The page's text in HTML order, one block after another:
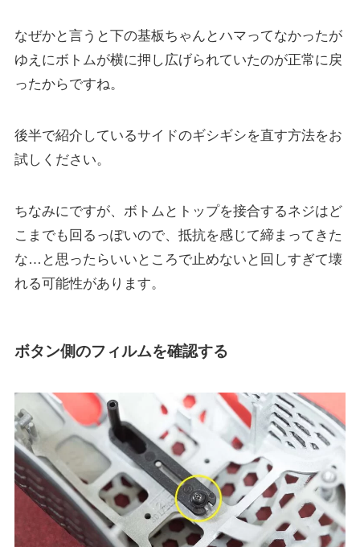
なぜかと言うと下の基板ちゃんとハマってなかったが
ゆえにボトムが横に押し広げられていたのが正常に戻
ったからですね。
後半で紹介しているサイドのギシギシを直す方法をお
試しください。
ちなみにですが、ボトムとトップを接合するネジはど
こまでも回るっぽいので、抵抗を感じて締まってきた
な…と思ったらいいところで止めないと回しすぎて壊
れる可能性があります。
ボタン側のフィルムを確認する